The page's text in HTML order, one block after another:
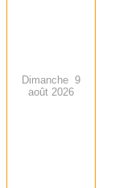
Dimanche 9
août 2026